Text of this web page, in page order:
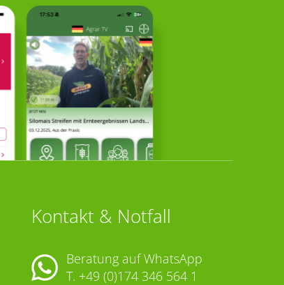
Kontakt & Notfall
Beratung auf WhatsApp
T. +49 (0)174 346 564 1